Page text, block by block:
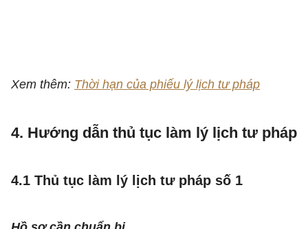
Xem thêm: Thời hạn của phiếu lý lịch tư pháp
4. Hướng dẫn thủ tục làm lý lịch tư pháp
4.1 Thủ tục làm lý lịch tư pháp số 1